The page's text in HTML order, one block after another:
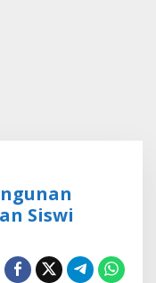
Siswi